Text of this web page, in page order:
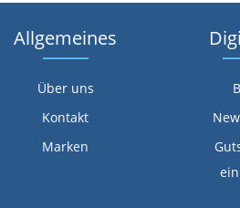
Allgemeines
Über uns
Kontakt
Marken